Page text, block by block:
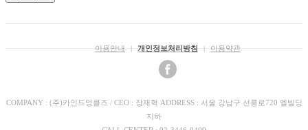
이용안내 | 개인정보처리방침 | 이용약관
COMPANY : (주)카인드엉클즈 / CEO : 장재혁 ADDRESS : 서울 강남구 선릉로720 엘빌딩
지하